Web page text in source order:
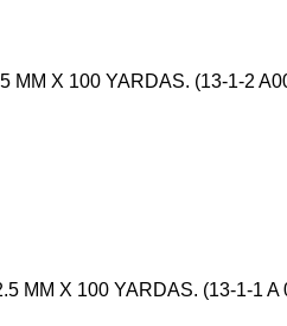
MM X 100 YARDAS. (13-1-2
MM X 100 YARDAS. (13-1-1 A